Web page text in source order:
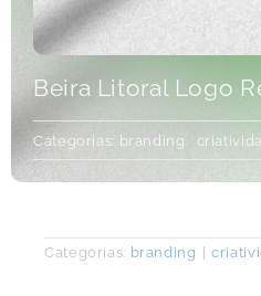
Beira Litoral Logo
Categorias: branding
Categorias: branding